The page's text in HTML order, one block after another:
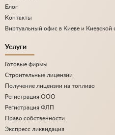
Блог
Контакты
Виртуальный офис в Киеве и Киевской
Услуги
Готовые фирмы
Строительные лицензии
Получение лицензии на топливо
Регистрация ООО
Регистрация ФЛП
Право собственности
Экспресс ликвидация